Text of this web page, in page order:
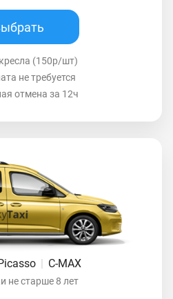
(150р/шт)
не требуется
отмена за 12ч
| C-MAX
не старше 8 лет